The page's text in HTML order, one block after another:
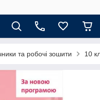
та робочі зошити 10